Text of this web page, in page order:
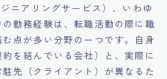
ニアリングサービス）、いわゆ
勤務経験は、転職活動の際に職
点が多い分野の一つです。自身
を結んでいる会社）と、実際に
先（クライアント）が異なるた